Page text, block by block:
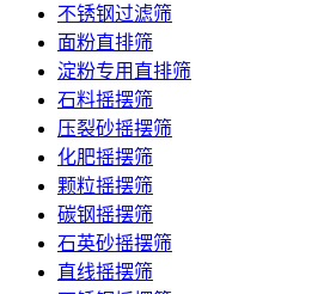
不锈钢过滤筛
面粉直排筛
淀粉专用直排筛
石料摇摆筛
压裂砂摇摆筛
化肥摇摆筛
颗粒摇摆筛
碳钢摇摆筛
石英砂摇摆筛
直线摇摆筛